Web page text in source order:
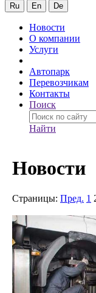
Ru En De
Новости
О компании
Услуги
Автопарк
Перевозчикам
Контакты
Поиск
Найти
Новости
Страницы: Пред. 1